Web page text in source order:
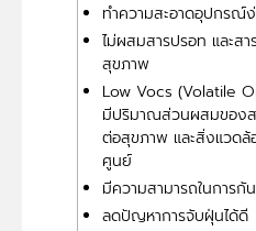
ทำความสะอาดอุปกรณ์ง่
ไม่ผสมสารปรอท และส
สุขภาพ
Low Vocs (Volatile
มีปริมาณส่วนผสมของส
ต่อสุขภาพ และสิ่งแวดล้
ศูนย์
มีความสามารถในการกั
ลดปัญหาการจับฝุ่นได้ดี